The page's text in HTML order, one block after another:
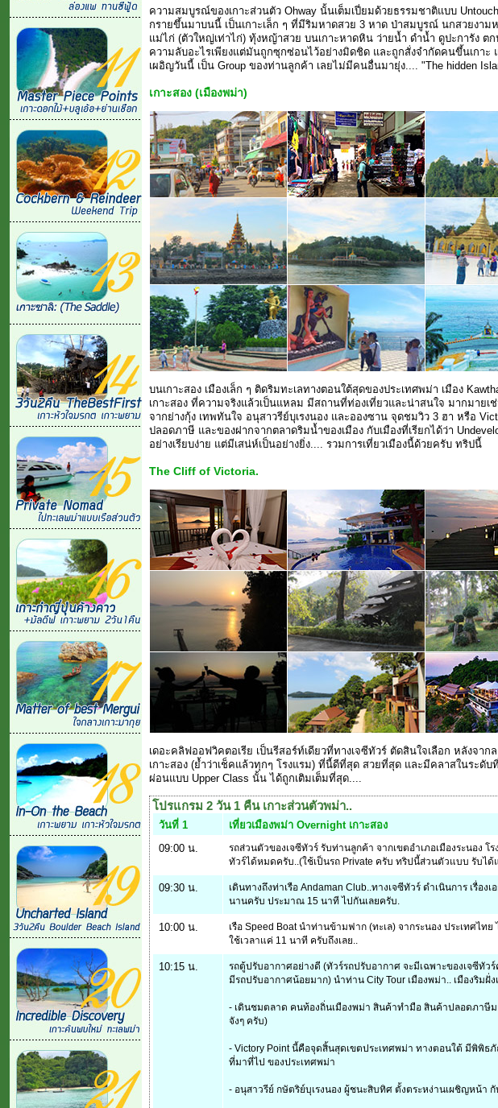
ความสมบูรณ์ของเกาะส่วนตัว Ohway นั้นเต็มเปี่ยมด้วยธรรมชาติแบบ
กรายขึ้นมาบนนี้ เป็นเกาะเล็ก ๆ ที่มีริมหาดสวย 3 หาด ป่าสมบูรณ์ นกสวยงาม
แม่ไก่ (ตัวใหญ่เท่าไก่) ทุ้งหญ้าสวย บนเกาะหาดหิน ว่ายน้ำ ดำน้ำ ดูปะการัง ต
ความลับอะไรเพียงแต่มันถูกซุกซ่อนไว้อย่างมิดชิด และถูกสั่งจำกัดคนขึ้นเกาะ
เผอิญวันนี้ เป็น Group ของท่านลูกค้า เลยไม่มีคนอื่นมายุ่ง.... "The hidden
เกาะสอง (เมืองพม่า)
บนเกาะสอง เมืองเล็ก ๆ ติดริมทะเลทางตอนใต้สุดของประเทศพม่า เมือง
เกาะสอง ที่ความจริงแล้วเป็นแหลม มีสถานที่ท่องเที่ยวและน่าสนใจ มากมายเ
จากย่างกุ้ง เทพทันใจ อนุสาวรีย์บุเรงนอง และอองซาน จุดชมวิว 3 ฮา หรือ
ปลอดภาษี และของฝากจากตลาดริมน้ำของเมือง กับเมืองที่เรียกได้ว่า
อย่างเรียบง่าย แต่มีเสน่ห์เป็นอย่างยิ่ง.... รวมการเที่ยวเมืองนี้ด้วยครับ ทริปนี้
The Cliff of Victoria.
เดอะคลิฟออฟวิคตอเรีย เป็นรีสอร์ท์เดียวที่ทางเจซีทัวร์ ตัดสินใจเลือก หลังจาก
เกาะสอง (ย้ำว่าเช็คแล้วทุกๆ โรงแรม) ที่นี้ดีที่สุด สวยที่สุด และมีคลาสในระดับ
ผ่อนแบบ Upper Class นั้น ได้ถูกเติมเต็มที่สุด....
โปรแกรม 2 วัน 1 คืน เกาะส่วนตัวพม่า..
วันที่ 1
เที่ยวเมืองพม่า Overnight เกาะสอง
09:00 น.
รถส่วนตัวของเจซีทัวร์ รับท่านลูกค้า จากเขตอำเภอเมืองระนอง โ
ทัวร์ได้หมดครับ..(ใช้เป็นรถ Private ครับ ทริปนี้ส่วนตัวแบบ รับได้
09:30 น.
เดินทางถึงท่าเรือ Andaman Club..ทางเจซีทัวร์ ดำเนินการ เรื่อง
นานครับ ประมาณ 15 นาที ไปกันเลยครับ.
10:00 น.
เรือ Speed Boat นำท่านข้ามฟาก (ทะเล) จากระนอง ประเทศไทย
ใช้เวลาแค่ 11 นาที ครับถึงเลย..
10:15 น.
รถตู้ปรับอากาศอย่างดี (ทัวร์รถปรับอากาศ จะมีเฉพาะของเจซีทัวร์
มีรถปรับอากาศน้อยมาก) นำท่าน City Tour เมืองพม่า.. เมืองริมฝั่ง
- เดินชมตลาด คนท้องถิ่นเมืองพม่า สินค้าทำมือ สินค้าปลอดภาษี
จังๆ ครับ)
- Victory Point นี้คือจุดสิ้นสุดเขตประเทศพม่า ทางตอนใต้ มีพิพิธ
ที่มาที่ไป ของประเทศพม่า
- อนุสาวรีย์ กษัตริย์บุเรงนอง ผู้ชนะสิบทิศ ตั้งตระหง่านเผชิญหน้า